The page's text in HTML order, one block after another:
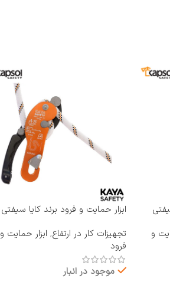
و
ابزار حمایت و فرود برند کایا سیفتی
تجهیزات کار در ارتفاع, ابزار حمایت و
فرود
موجود در انبار